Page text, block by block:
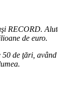
RECORD.
de euro.
de ţări,